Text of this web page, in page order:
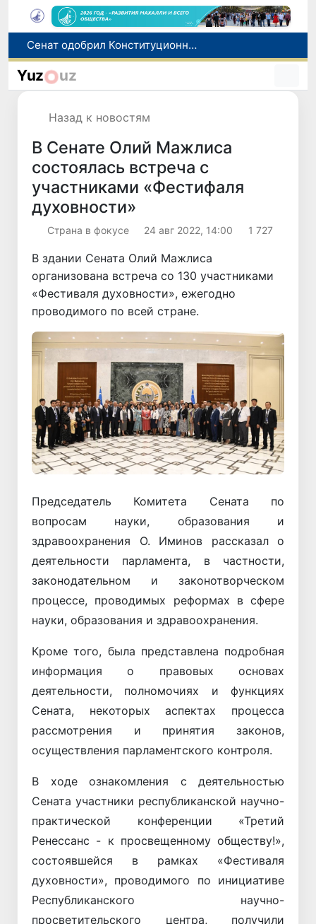
В Ташкенте задержали подозреваемых в распространении крупной партии наркотиков
В Узбекистане упростят назначение пенсий по инвалидности
Yuz uz
Назад к новостям
В Сенате Олий Мажлиса
состоялась встреча с
участниками «Фестифаля
духовности»
Страна в фокусе 24 авг 2022, 14:00 1 727
В здании Сената Олий Мажлиса
организована встреча со 130 участниками
«Фестиваля духовности», ежегодно
проводимого по всей стране.
Председатель Комитета Сената по
вопросам науки, образования и
здравоохранения О. Иминов рассказал о
деятельности парламента, в частности,
законодательном и законотворческом
процессе, проводимых реформах в сфере
науки, образования и здравоохранения.
Кроме того, была представлена ​​подробная
информация о правовых основах
деятельности, полномочиях и функциях
Сената, некоторых аспектах процесса
рассмотрения и принятия законов,
осуществления парламентского контроля.
В ходе ознакомления с деятельностью
Сената участники республиканской научно-
практической конференции «Третий
Ренессанс - к просвещенному обществу!»,
состоявшейся в рамках «Фестиваля
духовности», проводимого по инициативе
Республиканского научно-
просветительского центра, получили